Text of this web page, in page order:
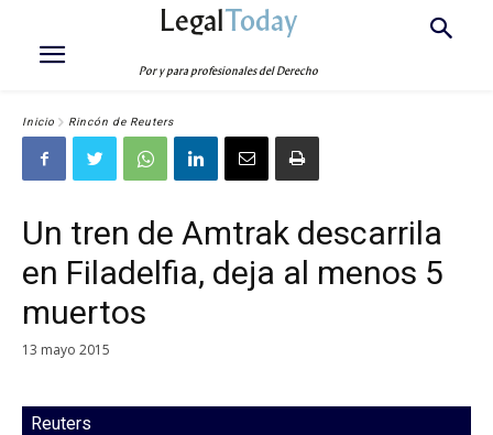
LegalToday
Por y para profesionales del Derecho
Inicio Rincón de Reuters
Un tren de Amtrak descarrila
en Filadelfia, deja al menos 5
muertos
13 mayo 2015
Reuters